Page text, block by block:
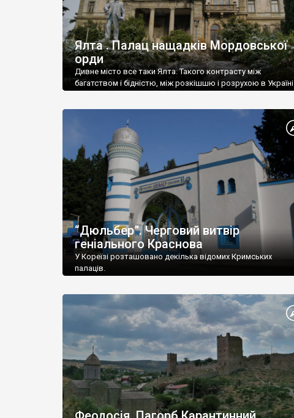
Ялта . Палац нащадків Мордовської
орди
Дивне місто все таки Ялта. Такого контрасту між
багатством і бідністю, між розкішшю і розрухою в Україні
“Дюльбер”. Черговий витвір
геніального Краснова
У Кореїзі розташовано декілька відомих Кримських
палаців.